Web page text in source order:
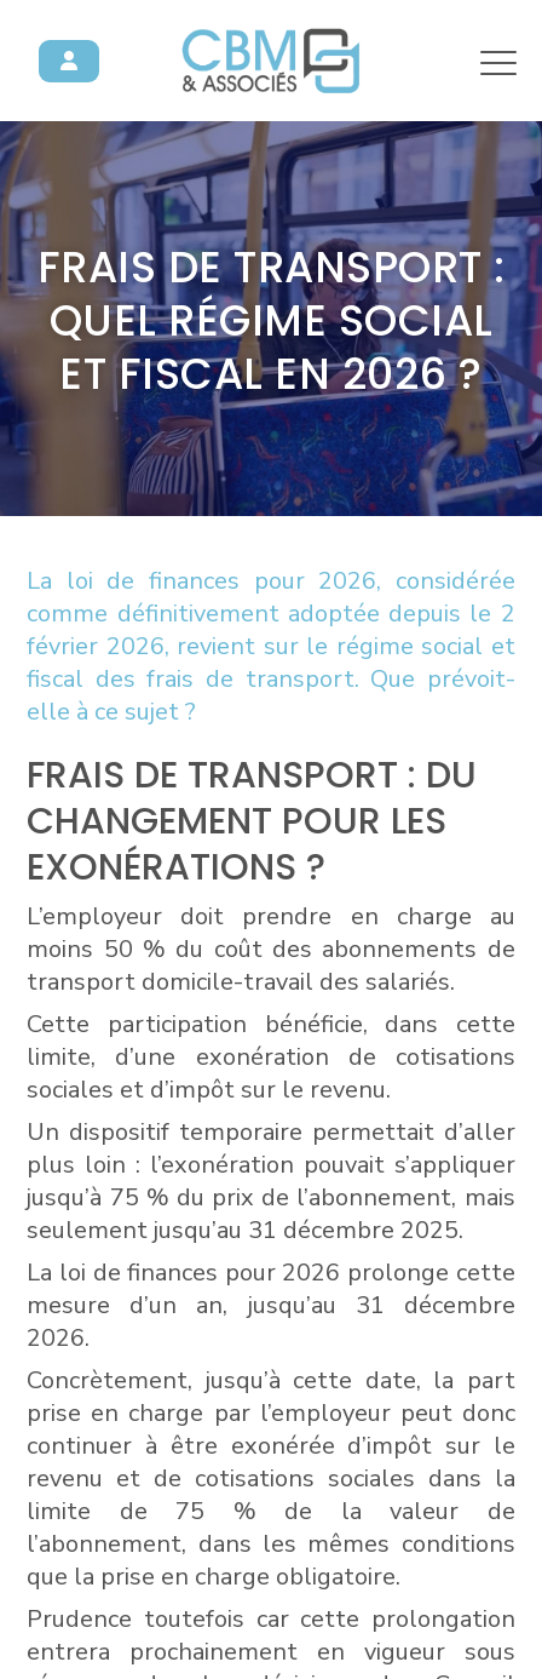
FRAIS DE TRANSPORT :
QUEL RÉGIME SOCIAL
ET FISCAL EN 2026 ?
La loi de finances pour 2026, considérée
comme définitivement adoptée depuis le 2
février 2026, revient sur le régime social et
fiscal des frais de transport. Que prévoit-
elle à ce sujet ?
FRAIS DE TRANSPORT : DU
CHANGEMENT POUR LES
EXONÉRATIONS ?
L’employeur doit prendre en charge au
moins 50 % du coût des abonnements de
transport domicile-travail des salariés.
Cette participation bénéficie, dans cette
limite, d’une exonération de cotisations
sociales et d’impôt sur le revenu.
Un dispositif temporaire permettait d’aller
plus loin : l’exonération pouvait s’appliquer
jusqu’à 75 % du prix de l’abonnement, mais
seulement jusqu’au 31 décembre 2025.
La loi de finances pour 2026 prolonge cette
mesure d’un an, jusqu’au 31 décembre
2026.
Concrètement, jusqu’à cette date, la part
prise en charge par l’employeur peut donc
continuer à être exonérée d’impôt sur le
revenu et de cotisations sociales dans la
limite de 75 % de la valeur de
l’abonnement, dans les mêmes conditions
que la prise en charge obligatoire.
Prudence toutefois car cette prolongation
entrera prochainement en vigueur sous